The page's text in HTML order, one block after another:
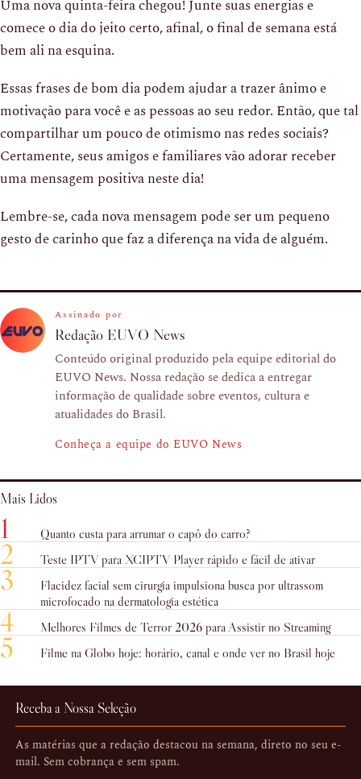
Uma nova quinta-feira chegou! Junte suas energias e
comece o dia do jeito certo, afinal, o final de semana está
bem ali na esquina.
Essas frases de bom dia podem ajudar a trazer ânimo e
motivação para você e as pessoas ao seu redor. Então, que tal
compartilhar um pouco de otimismo nas redes sociais?
Certamente, seus amigos e familiares vão adorar receber
uma mensagem positiva neste dia!
Lembre-se, cada nova mensagem pode ser um pequeno
gesto de carinho que faz a diferença na vida de alguém.
Assinado por
Redação EUVO News
Conteúdo original produzido pela equipe editorial do
EUVO News. Nossa redação se dedica a entregar
informação de qualidade sobre eventos, cultura e
atualidades do Brasil.
Conheça a equipe do EUVO News
Mais Lidos
1 Quanto custa para arrumar o capô do carro?
2 Teste IPTV para XCIPTV Player rápido e fácil de ativar
3
Flacidez facial sem cirurgia impulsiona busca por ultrassom
microfocado na dermatologia estética
4 Melhores Filmes de Terror 2026 para Assistir no Streaming
5 Filme na Globo hoje: horário, canal e onde ver no Brasil hoje
Receba a Nossa Seleção
As matérias que a redação destacou na semana, direto no seu e-
mail. Sem cobrança e sem spam.